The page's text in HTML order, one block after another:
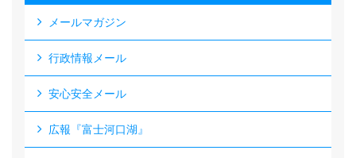
メールマガジン
行政情報メール
安心安全メール
広報『富士河口湖』